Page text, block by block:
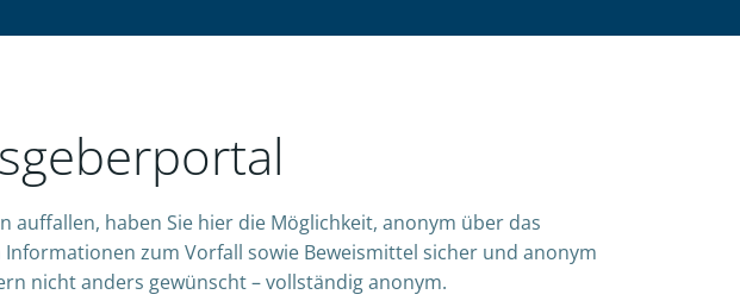
haben Sie hier die Möglichkeit, anonym über das
zum Vorfall sowie Beweismittel sicher und anonym
nicht anders gewünscht – vollständig anonym.